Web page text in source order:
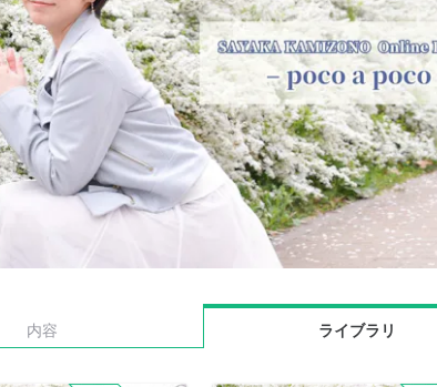
内容 ライブラリ